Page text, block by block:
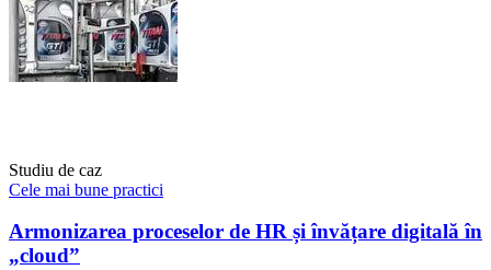
Studiu de caz
Cele mai bune practici
Armonizarea proceselor de HR și învățare digitală în
„cloud”